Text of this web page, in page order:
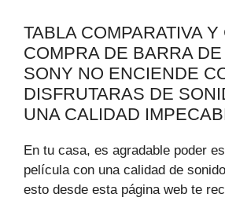
TABLA COMPARATIVA
COMPRA DE BARRA
SONY NO ENCIENDE
DISFRUTARAS DE
UNA CALIDAD
En tu casa, es agradable poder
película con una calidad de
esto desde esta página web te